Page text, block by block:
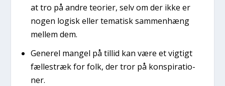
at tro på andre teo­ri­er, selv om der ikke er
nogen logisk eller tema­tisk sam­men­hæng
mel­lem dem.
Gene­rel man­gel på til­lid kan være et vig­tigt
fæl­les­træk for folk, der tror på kon­spira­tio­
ner.